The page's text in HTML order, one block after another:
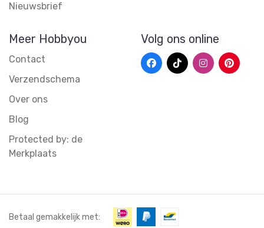
Nieuwsbrief
Meer Hobbyou
Contact
Verzendschema
Over ons
Blog
Protected by: de
Merkplaats
Volg ons online
Betaal gemakkelijk met: